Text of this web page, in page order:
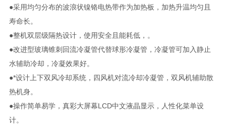
●采用均匀分布的波浪状镍铬电热带作为加热板，加热升温均匀且
寿命长。
●整机双层级隔热设计，使用安全且能耗低，。
●改进型玻璃锥刺回流冷凝管代替球形冷凝管，冷凝管可加入静止
水辅助冷却，冷凝效果好。
●*设计上下双风冷却系统，四风机对流冷却冷凝管，双风机辅助散
热机身。
●操作简单易学，真彩大屏幕LCD中文液晶显示，人性化菜单设
计。